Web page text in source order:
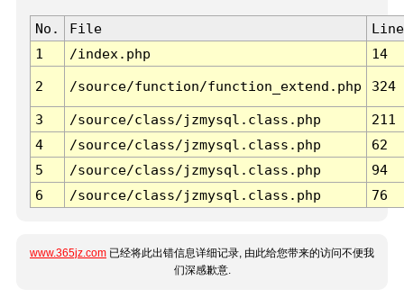
No. File
Line
1
/index.php 14
2 /source/function/function_extend.php 324
3 /source/class/jzmysql.class.php
211
4
/source/class/jzmysql.class.php
62
5
/source/class/jzmysql.class.php
94
6
/source/class/jzmysql.class.php 76
www.365jz.com 已经将此出错信息详细记录, 由此给您带来的访问不便我
们深感歉意.